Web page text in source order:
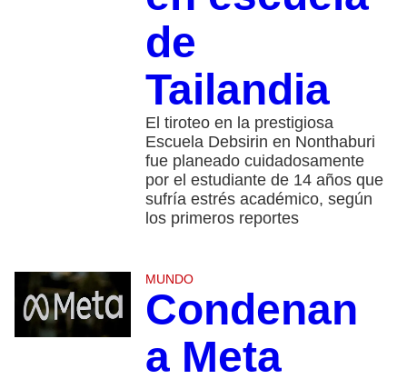
de
Tailandia
El tiroteo en la prestigiosa
Escuela Debsirin en Nonthaburi
fue planeado cuidadosamente
por el estudiante de 14 años que
sufría estrés académico, según
los primeros reportes
MUNDO
Condenan
a Meta